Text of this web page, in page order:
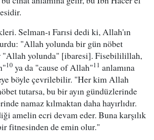
Selman-ı Farısi dedi ki, Allah'ın
"Allah yolunda bir gün nöbet
"Allah yolunda" [ibaresi]. Fisebililillah,
10 ya da "cause of Allah"11 anlamına
böyle çevrilebilir. "Her kim Allah
tutarsa, bu bir ayın gündüzlerinde
namaz kılmaktan daha hayırlıdır.
amelin ecri devam eder. Buna karşılık
fitnesinden de emin olur."